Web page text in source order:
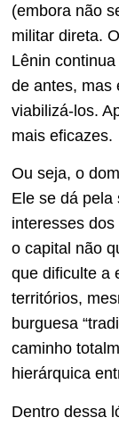
(embora não
militar direta.
Lênin
de antes, mas
viabilizá-los.
mais eficazes.
Ou seja, o
Ele se dá pela
interesses dos
o capital não
que dificulte a
territórios,
burguesa
caminho
hierárquica
Dentro dessa